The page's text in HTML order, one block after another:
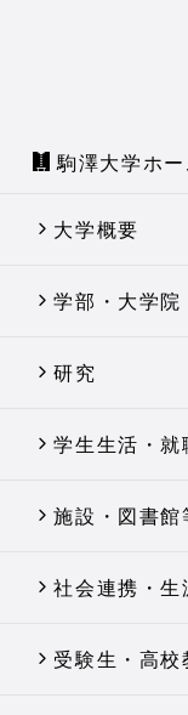
駒澤大学ホー
大学概要
学部・大学院
研究
学生生活・就
施設・図書館
社会連携・生
受験生・高校